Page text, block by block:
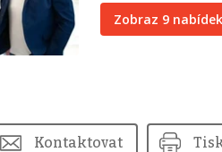
Zobraz 9 nabídek
Kontaktovat